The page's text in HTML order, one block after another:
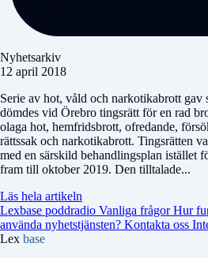
Nyhetsarkiv
12 april 2018
Serie av hot, våld och narkotikabrott gav
dömdes vid Örebro tingsrätt för en rad
olaga hot, hemfridsbrott, ofredande,
rättssak och narkotikabrott. Tingsrätten
med en särskild behandlingsplan istället
fram till oktober 2019. Den tilltalade...
Läs hela artikeln
Lexbase poddradio Vanliga frågorHur
använda nyhetstjänsten? Kontakta oss
Lex base